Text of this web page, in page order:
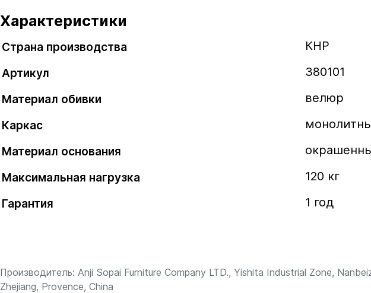
Характеристики
Страна производства КНР
Артикул 380101
Материал обивки велюр
Каркас
Материал основания
Максимальная нагрузка 120 кг
Гарантия 1 год
Производитель: Anji Sopai Furniture Company LTD., Yishita Industrial Zone,
Zhejiang, Provence, China